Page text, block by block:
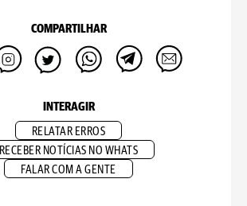
COMPARTILHAR
INTERAGIR
RELATAR ERROS
RECEBER NOTÍCIAS NO WHATS
FALAR COM A GENTE